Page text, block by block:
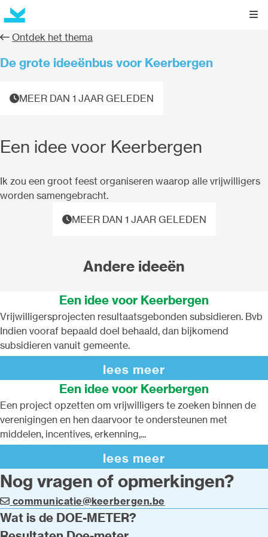
Ontdek het thema
De grote ideeënbus voor Keerbergen
MEER DAN 1 JAAR GELEDEN
Een idee voor Keerbergen
Ik zou een groot feest organiseren waarop alle vrijwilligers
worden samengebracht.
MEER DAN 1 JAAR GELEDEN
Andere ideeën
Een idee voor Keerbergen
Vrijwilligersprojecten resultaatsgebonden subsidieren. Bvb
Indien vooraf bepaald doel behaald, dan bijkomend
subsidieren vanuit gemeente.
lees meer
Een idee voor Keerbergen
Een project opzetten om vrijwilligers te zoeken binnen de
verenigingen en hen daarvoor te ondersteunen met
middelen, incentives, erkenning,...
lees meer
Nog vragen of opmerkingen?
communicatie@keerbergen.be
Wat is de DOE-METER?